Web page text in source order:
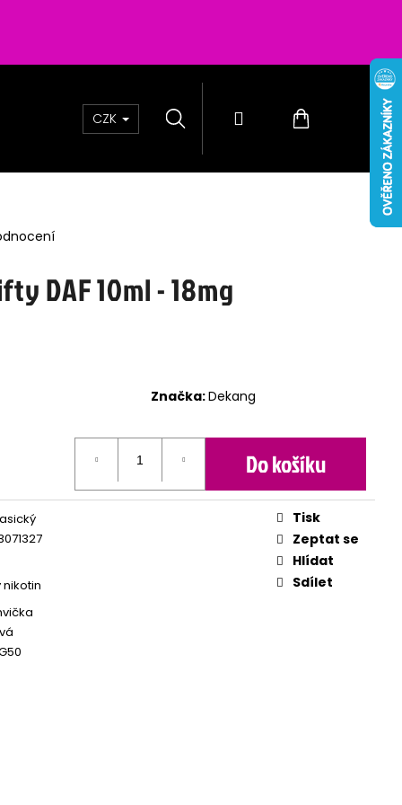
CZK Hledat PřihlášeníNákupní
DAF 10ml - 18mg
Značka:Dekang
Do košíku
nikotin
Tisk
Zeptat se
Hlídat
Sdílet